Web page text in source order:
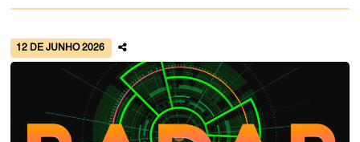
12 DE JUNHO 2026